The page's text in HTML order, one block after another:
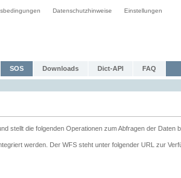
Datenschutzhinweise Einstellungen
SOS Downloads Dict-API FAQ
stellt die folgenden Operationen zum Abfragen der Daten
werden. Der WFS steht unter folgender URL zur